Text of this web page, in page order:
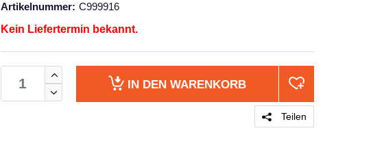
Artikelnummer: C999916
Kein Liefertermin bekannt.
IN DEN WARENKORB
Teilen